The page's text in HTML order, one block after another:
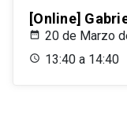
[Online]
20 de Marzo
13:40 a 14:40